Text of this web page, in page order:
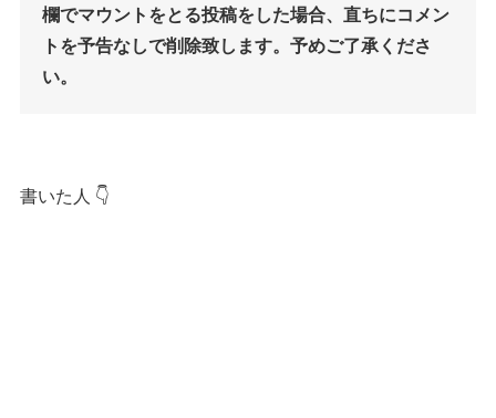
欄でマウントをとる投稿をした場合、直ちにコメン
トを予告なしで削除致します。予めご了承くださ
い。
書いた人 👇